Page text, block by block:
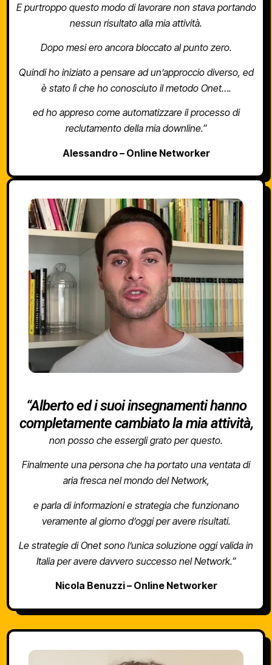
E purtroppo questo modo di lavorare non stava portando
nessun risultato alla mia attività.
Dopo mesi ero ancora bloccato al punto zero.
Quindi ho iniziato a pensare ad un’approccio diverso, ed
è stato lì che ho conosciuto il metodo Onet….
ed ho appreso come automatizzare il processo di
reclutamento della mia downline.”
Alessandro – Online Networker
“Alberto ed i suoi insegnamenti hanno
completamente cambiato la mia attività,
non posso che essergli grato per questo.
Finalmente una persona che ha portato una ventata di
aria fresca nel mondo del Network,
e parla di informazioni e strategia che funzionano
veramente al giorno d’oggi per avere risultati.
Le strategie di Onet sono l’unica soluzione oggi valida in
Italia per avere davvero successo nel Network.”
Nicola Benuzzi – Online Networker